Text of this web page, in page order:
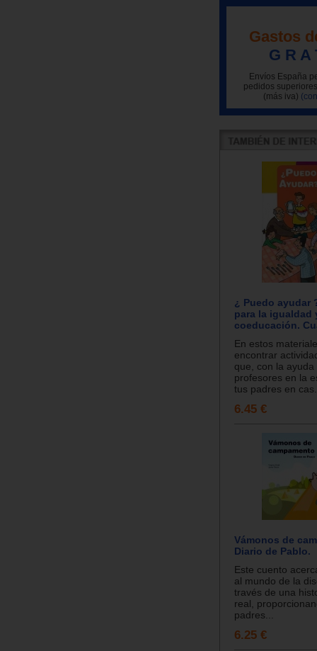
Gastos
G R A
Envíos España
pedidos
(más iva)
¿ Puedo ayudar
para la igualdad
coeducación.
En estos
encontrar
que, con la ayuda
profesores en la
tus padres en
6.45 €
Vámonos de
Diario de Pablo.
Este cuento
al mundo de la
través de una
real,
padres...
6.25 €